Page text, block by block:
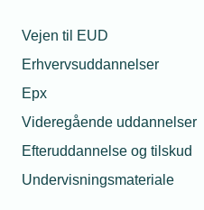
Vejen til EUD
Erhvervsuddannelser
Epx
Videregående uddannelser
Efteruddannelse og tilskud
Undervisningsmateriale
Pas på greenwashing i
Når virksomheder bruger
”CO2-neutral”, ”miljøvenlig”
med alarmklokkerne!